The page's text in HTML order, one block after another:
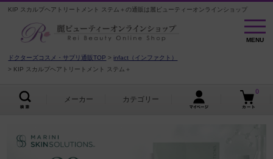
KIP スカルプヘアトリートメント ステム＋の通販は麗ビューティーオンラインショップ
MENU
MENU
ドクターズコスメ・サプリ通販TOP
infact（インファクト）
KIP スカルプヘアトリートメント ステム＋
メーカー カテゴリー
0